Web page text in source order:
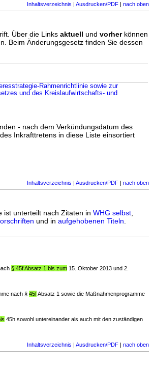
Inhaltsverzeichnis | Ausdrucken/PDF | nach oben
Über die Links aktuell und vorherkönnen
Beim Änderungsgesetz finden Sie dessen
Rahmenrichtlinie sowie zur
und des Kreislaufwirtschafts- und
- nach dem Verkündungsdatum des
Inkrafttretens in diese Liste einsortiert
Inhaltsverzeichnis | Ausdrucken/PDF | nach oben
ist unterteilt nach Zitaten in WHG selbst
und in aufgehobenen Titeln
§ 45f Absatz 1 bis zum 15. Oktober 2013 und 2.
nach § 45fAbsatz 1 sowie die Maßnahmenprogramme
45h sowohl untereinander als auch mit den zuständigen
Inhaltsverzeichnis | Ausdrucken/PDF | nach oben